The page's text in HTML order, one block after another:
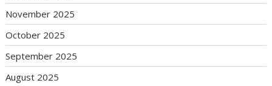
November 2025
October 2025
September 2025
August 2025